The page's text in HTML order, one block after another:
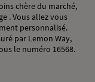
chère du marché,
. Vous allez vous
personnalisé.
par Lemon Way,
le numéro 16568.